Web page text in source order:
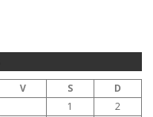
V S
D
1
2